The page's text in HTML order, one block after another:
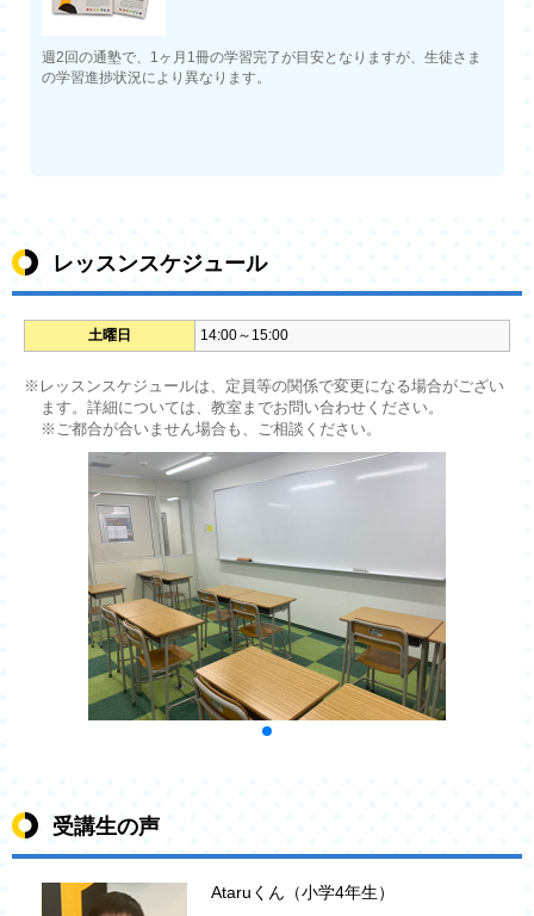
週2回の通塾で、1ヶ月1冊の学習完了が目安となりますが、生徒さま
の学習進捗状況により異なります。
レッスンスケジュール
土曜日 14:00～15:00
※レッスンスケジュールは、定員等の関係で変更になる場合がござい
ます。詳細については、教室までお問い合わせください。
※ご都合が合いません場合も、ご相談ください。
受講生の声
Ataruくん（小学4年生）